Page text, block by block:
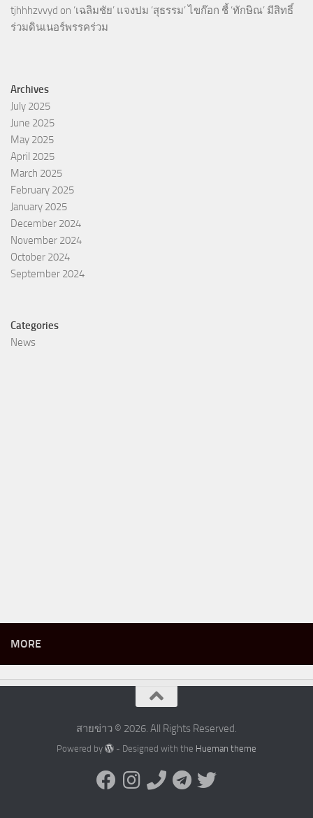
tjhhhzvvyd on ‘เฉลิมชัย’ แจงปม ‘สุธรรม’ ไขก๊อก ชี้ ‘ทักษิณ’ มีสิทธิ์
ร่วมดินเนอร์พรรคร่วม
Archives
July 2025
June 2025
May 2025
April 2025
March 2025
February 2025
January 2025
December 2024
November 2024
October 2024
September 2024
Categories
News
MORE
สายข่าว © 2026. All Rights Reserved.
Powered by - Designed with the Hueman theme